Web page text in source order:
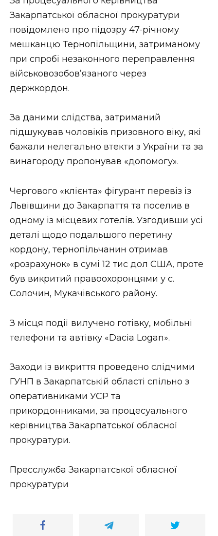
ФОТО
Закарпатської обласної прокуратури
повідомлено про підозру 47-річному
мешканцю Тернопільщини, затриманому
при спробі незаконного переправлення
військовозобов’язаного через
держкордон.
За даними слідства, затриманий
підшукував чоловіків призовного віку, які
бажали нелегально втекти з України та за
винагороду пропонував «допомогу».
Чергового «клієнта» фігурант перевіз із
Львівщини до Закарпаття та поселив в
одному із місцевих готелів. Узгодивши усі
деталі щодо подальшого перетину
кордону, тернопільчанин отримав
«розрахунок» в сумі 12 тис дол США, проте
був викритий правоохоронцями у с.
Солочин, Мукачівського району.
З місця події вилучено готівку, мобільні
телефони та автівку «Dacia Logan».
Заходи із викриття проведено слідчими
ГУНП в Закарпатській області спільно з
оперативниками УСР та
прикордонниками, за процесуального
керівництва Закарпатської обласної
прокуратури.
Пресслужба Закарпатської обласної
прокуратури